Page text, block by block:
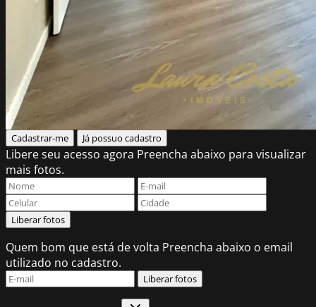
Cadastrar-me Já possuo cadastro
Libere seu acesso agora Preencha abaixo para visualizar
mais fotos.
Liberar fotos
Quem bom que está de volta Preencha abaixo o email
utilizado no cadastro.
Liberar fotos